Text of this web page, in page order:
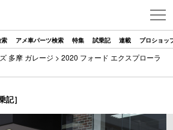
索 アメ車パーツ検索 特集 試乗記 連載 プロショッ
多摩 ガレージ > 2020 フォード エクスプローラ
記］